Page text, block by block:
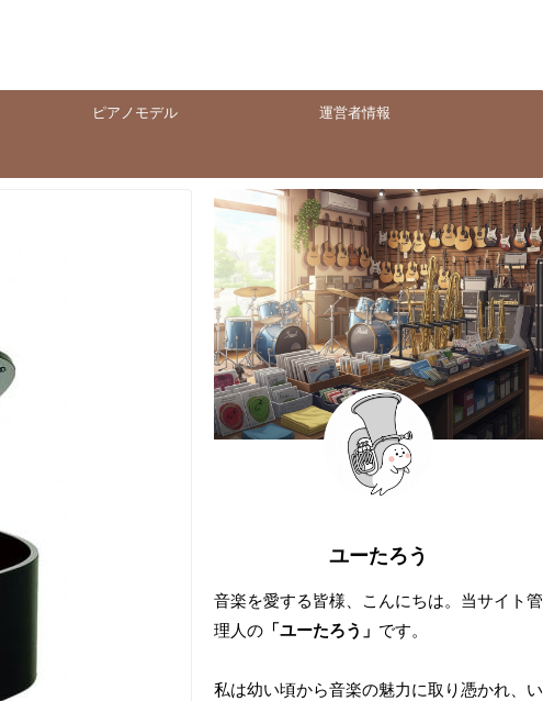
ピアノモデル 運営者情報
ユーたろう
音楽を愛する皆様、こんにちは。当サイト管
理人の 「ユーたろう」 です。
私は幼い頃から音楽の魅力に取り憑かれ、い